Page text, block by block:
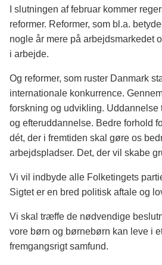
I slutningen af februar kommer
reformer. Reformer, som bl.a.
nogle år mere på arbejdsmarkedet
i arbejde.
Og reformer, som ruster Danmark
internationale konkurrence.
forskning og udvikling. Uddannelse
og efteruddannelse. Bedre forhold
dét, der i fremtiden skal gøre os
arbejdspladser. Det, der vil skabe
Vi vil indbyde alle Folketingets
Sigtet er en bred politisk aftale og
Vi skal træffe de nødvendige
vore børn og børnebørn kan leve i
fremgangsrigt samfund.